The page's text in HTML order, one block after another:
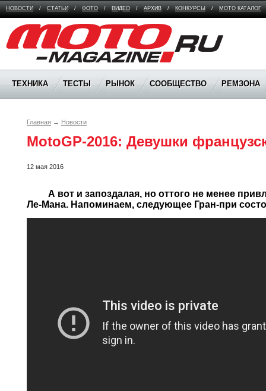
НОВОСТИ / СТАТЬИ / ФОТО / ВИДЕО / АРХИВ / КОНКУРСЫ / МОТО КАТАЛОГ
Moto Magazine
ТЕХНИКА ТЕСТЫ РЫНОК СООБЩЕСТВО РЕМЗОНА
Главная → Новости
MotoGP-2016: Девушки
12 мая 2016